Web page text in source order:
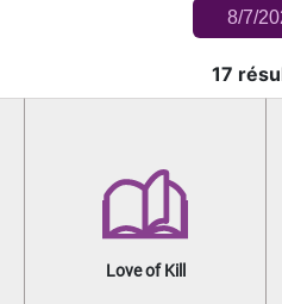
8/7/
17
Love of Kill